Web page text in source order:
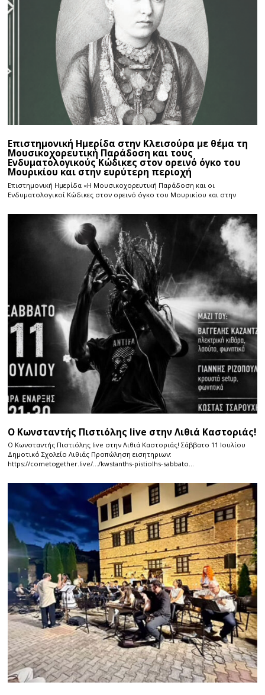
Επιστημονική Ημερίδα στην Κλεισούρα με θέμα τη
Μουσικοχορευτική Παράδοση και τους
Ενδυματολογικούς Κώδικες στον ορεινό όγκο του
Μουρικίου και στην ευρύτερη περιοχή
Επιστημονική Ημερίδα «Η Μουσικοχορευτική Παράδοση και οι
Ενδυματολογικοί Κώδικες στον ορεινό όγκο του Μουρικίου και στην
Ο Κωνσταντής Πιστιόλης live στην Λιθιά Καστοριάς!
Ο Κωνσταντής Πιστιόλης live στην Λιθιά Καστοριάς! Σάββατο 11 Ιουλίου
Δημοτικό Σχολείο Λιθιάς Προπώληση εισητηριων:
https://cometogether.live/…/kwstanths-pistiolhs-sabbato…